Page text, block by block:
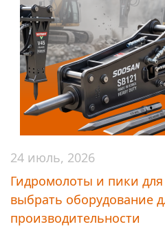
24 июль, 2026
Гидромолоты и пики для
выбрать оборудование
производительности